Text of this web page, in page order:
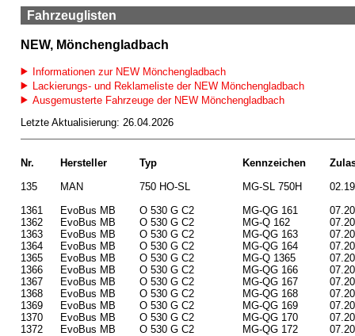
Fahrzeuglisten
NEW, Mönchengladbach
Informationen zur NEW Mönchengladbach
Lackierungs- und Reklameliste der NEW Mönchengladbach
Ausgemusterte Fahrzeuge der NEW Mönchengladbach
Letzte Aktualisierung: 26.04.2026
Nr. Hersteller Typ Kennzeichen
135
MAN 750 HO-SL MG-SL 750H
1361
EvoBus MB O 530 G C2 MG-QG 161
1362
EvoBus MB O 530 G C2 MG-Q 162
1363
EvoBus MB O 530 G C2 MG-QG 163
1364
EvoBus MB O 530 G C2 MG-QG 164
1365
EvoBus MB O 530 G C2 MG-Q 1365
1366
EvoBus MB O 530 G C2 MG-QG 166
1367
EvoBus MB O 530 G C2 MG-QG 167
1368
EvoBus MB O 530 G C2 MG-QG 168
1369
EvoBus MB O 530 G C2 MG-QG 169
1370
EvoBus MB O 530 G C2 MG-QG 170
1372
EvoBus MB O 530 G C2 MG-QG 172